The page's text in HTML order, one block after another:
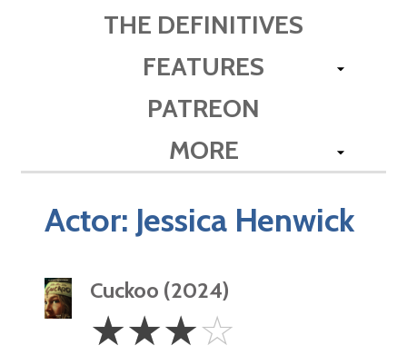
THE DEFINITIVES
FEATURES
PATREON
MORE
Actor: Jessica Henwick
Cuckoo (2024)
Stars
☆☆☆☆